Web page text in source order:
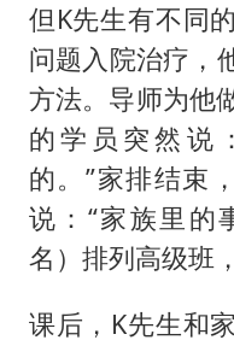
但K先生有不同
问题入院治疗，
方法。导师为他
的学员突然说
的。”家排结束
说：“家族里的
名）排列高级班
课后，K先生和